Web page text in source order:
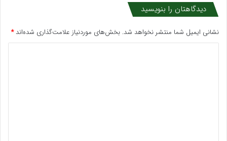
دیدگاهتان را بنویسید
نشانی ایمیل شما منتشر نخواهد شد. بخش‌های موردنیاز علامت‌گذاری شده‌اند*